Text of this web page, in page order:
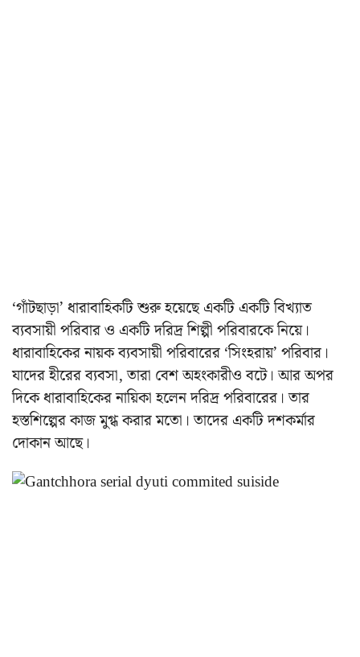
‘গাঁটছাড়া’ ধারাবাহিকটি শুরু হয়েছে একটি একটি বিখ্যাত
ব্যবসায়ী পরিবার ও একটি দরিদ্র শিল্পী পরিবারকে নিয়ে।
ধারাবাহিকের নায়ক ব্যবসায়ী পরিবারের ‘সিংহরায়’ পরিবার।
যাদের হীরের ব্যবসা, তারা বেশ অহংকারীও বটে। আর অপর
দিকে ধারাবাহিকের নায়িকা হলেন দরিদ্র পরিবারের। তার
হস্তশিল্পের কাজ মুগ্ধ করার মতো। তাদের একটি দশকর্মার
দোকান আছে।